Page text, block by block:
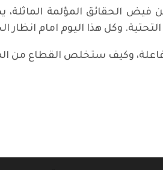
الحقائق المؤلمة
وكل هذا اليوم امام انظار
وكيف ستخلص القطاع من
حُسن النية لا يكفي الأفعال هي الحاكمة